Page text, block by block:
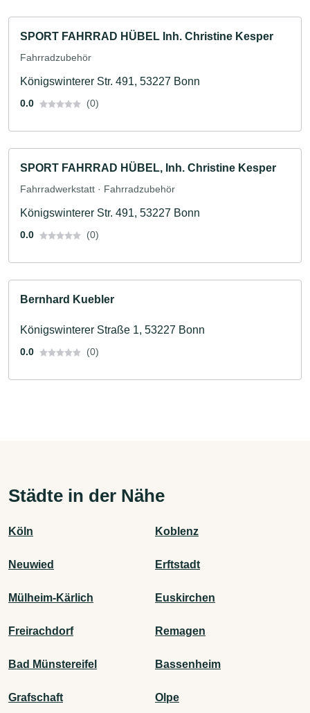
SPORT FAHRRAD HÜBEL Inh. Christine Kesper
Fahrradzubehör
Königswinterer Str. 491, 53227 Bonn
0.0 (0)
SPORT FAHRRAD HÜBEL, Inh. Christine Kesper
Fahrradwerkstatt · Fahrradzubehör
Königswinterer Str. 491, 53227 Bonn
0.0 (0)
Bernhard Kuebler
Königswinterer Straße 1, 53227 Bonn
0.0 (0)
Städte in der Nähe
Köln Koblenz
Neuwied Erftstadt
Mülheim-Kärlich Euskirchen
Freirachdorf Remagen
Bad Münstereifel Bassenheim
Grafschaft Olpe